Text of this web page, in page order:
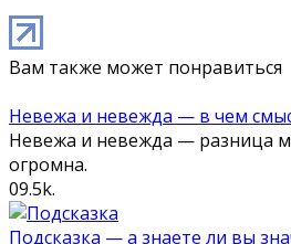
Вам также может понравиться
Невежа и невежда — в чем
Невежа и невежда — разница
огромна.
09.5k.
Подсказка — а знаете ли вы